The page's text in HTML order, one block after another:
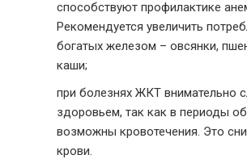
способствуют профилактике
Рекомендуется увеличить
богатых железом – овсянки,
каши;
при болезнях ЖКТ внимательно
здоровьем, так как в периоды
возможны кровотечения. Это
крови.